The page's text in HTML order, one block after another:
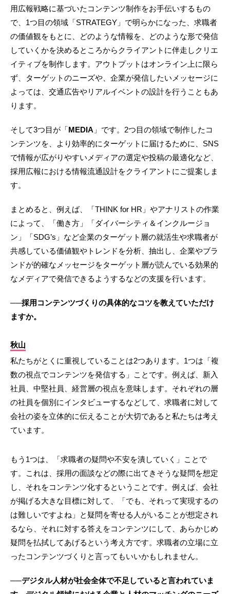
用広報戦略に基づいたコンテンツ制作をお手伝いするもの
で、1つ目の領域「STRATEGY」で明らかになった、求職者
の価値観をもとに、どのような情報を、どのような形で発信
していくかを決めるところからクライアントに伴走しクリエ
イティブを制作します。アウトプットはオンライン上に限ら
ず、ターゲットのニーズや、企業が発信したいメッセージに
よっては、交通広告やリアルイベントの設計を行うこともあ
ります。
そして3つ目が「MEDIA 」です。2つ目の領域で制作したコ
ンテンツを、より効率的にターゲットに届けるために、SNS
で情報が広がりやすいメディアの選定や投稿の最適化など、
採用広報における情報流通設計をクライアントにご提案しま
す。
まとめると、例えば、「THINK for HR」やアナリストの作業
によって、「働き方」「ダイバーシティ＆インクルージョ
ン」「SDG’s」など企業のターゲット層の就活生や求職者が
共感している価値観やトレンドを分析、抽出し、企業やブラ
ンドが的確なメッセージをターゲット層が読んでいる効果的
なメディアで発信できるようするなどの支援を行います。
──採用コンテンツづくりの具体的なコツを教えていただけ
ますか。
秋山
私たちがとくに重視していることは2つあります。1つは「複
数の視点でコンテンツを発信する」ことです。例えば、新入
社員、中堅社員、経営層の視点を意味します。それぞれの層
の社員を個別にインタビューするなどして、求職者に対して
会社の姿を立体的に伝えることが大切であると私たちは考え
ています。
もう1つは、「求職者の疑問や不安を潰していく」ことで
す。これは、採用の面談などの際に出てきそうな疑問を想定
し、それをコンテンツ化するということです。例えば、会社
が掲げる大きな目標に対して、「でも、それって実現するの
は難しいですよね」と疑問を寄せる人がいることが想定され
るなら、それに対する答えをコンテンツにして、あらかじめ
疑問を払拭してあげるという考え方です。求職者の立場に立
ったコンテンツづくりと言ってもいいかもしれません。
──デジタル人材が社会全体で不足していると言われていま